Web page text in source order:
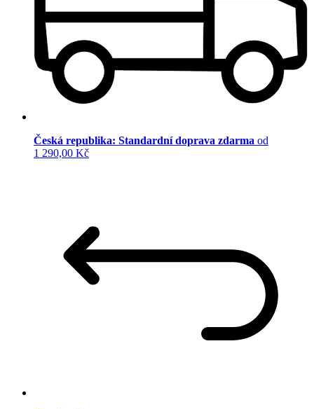
Česká republika: Standardní doprava zdarma od
1 290,00 Kč